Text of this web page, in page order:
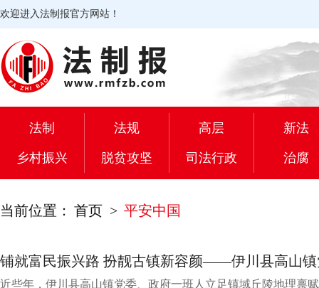
欢迎进入法制报官方网站！
法制 法规 高层 新法
乡村振兴 脱贫攻坚 司法行政 治腐
当前位置： 首页 > 平安中国
铺就富民振兴路 扮靓古镇新容颜——伊川县高山镇
近些年，伊川县高山镇党委、政府一班人立足镇域丘陵地理禀